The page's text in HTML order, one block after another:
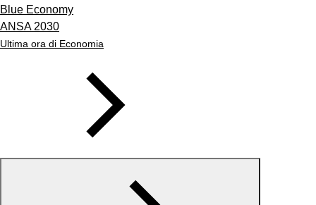
Blue Economy
ANSA 2030
Ultima ora di Economia